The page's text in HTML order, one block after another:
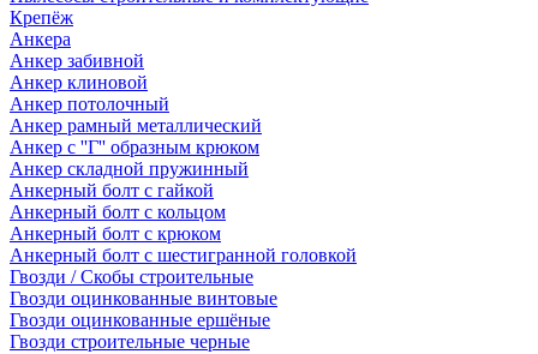
Крепёж
Анкера
Анкер забивной
Анкер клиновой
Анкер потолочный
Анкер рамный металлический
Анкер с ''Г'' образным крюком
Анкер складной пружинный
Анкерный болт с гайкой
Анкерный болт с кольцом
Анкерный болт с крюком
Анкерный болт с шестигранной головкой
Гвозди / Скобы строительные
Гвозди оцинкованные винтовые
Гвозди оцинкованные ершёные
Гвозди строительные черные